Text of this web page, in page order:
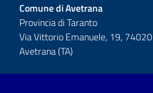
Comune di Avetrana
Provincia di Taranto
Via Vittorio Emanuele, 19, 74020
Avetrana (TA)